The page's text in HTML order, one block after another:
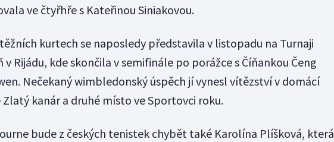
ve čtyřhře s Kateřinou Siniakovou.
kurtech se naposledy představila v listopadu na Turnaji
v Rijádu, kde skončila v semifinále po porážce s Číňankou Čeng
Nečekaný wimbledonský úspěch jí vynesl vítězství v domácí
kanár a druhé místo ve Sportovci roku.
bude z českých tenistek chybět také Karolína Plíšková, která